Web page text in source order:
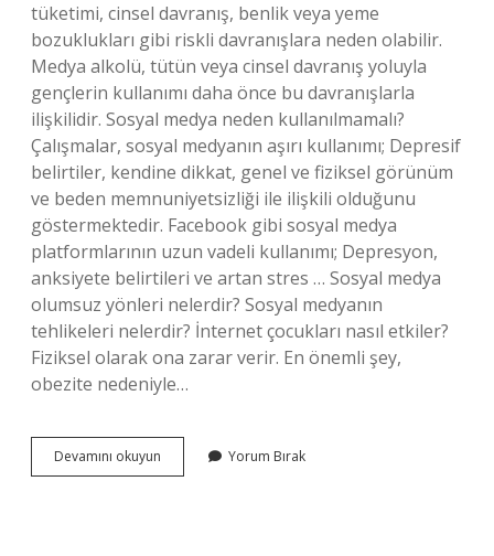
tüketimi, cinsel davranış, benlik veya yeme
bozuklukları gibi riskli davranışlara neden olabilir.
Medya alkolü, tütün veya cinsel davranış yoluyla
gençlerin kullanımı daha önce bu davranışlarla
ilişkilidir. Sosyal medya neden kullanılmamalı?
Çalışmalar, sosyal medyanın aşırı kullanımı; Depresif
belirtiler, kendine dikkat, genel ve fiziksel görünüm
ve beden memnuniyetsizliği ile ilişkili olduğunu
göstermektedir. Facebook gibi sosyal medya
platformlarının uzun vadeli kullanımı; Depresyon,
anksiyete belirtileri ve artan stres … Sosyal medya
olumsuz yönleri nelerdir? Sosyal medyanın
tehlikeleri nelerdir? İnternet çocukları nasıl etkiler?
Fiziksel olarak ona zarar verir. En önemli şey,
obezite nedeniyle…
Devamını okuyun Çocuklar
Neden
Yorum Bırak